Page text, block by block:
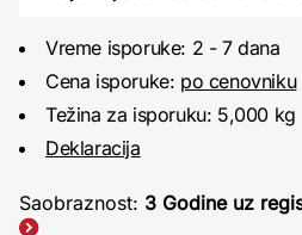
Vreme isporuke: 2 - 7 dana
Cena isporuke: po cenovniku
Težina za isporuku: 5,000 kg
Deklaracija
Saobraznost: 3 Godine uz